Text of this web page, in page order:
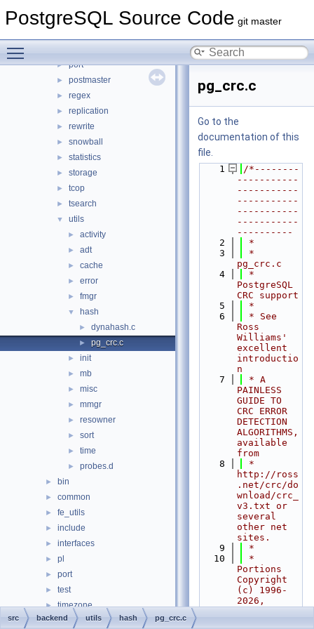
PostgreSQL Source Code git master
► optimizer
► port
► postmaster
► regex
► replication
► rewrite
► snowball
► statistics
► storage
► tcop
► tsearch
▼ utils
► activity
► adt
► cache
► error
► fmgr
▼ hash
► dynahash.c
► pg_crc.c
► init
► mb
► misc
► mmgr
► resowner
► sort
► time
► probes.d
► bin
► common
► fe_utils
► include
► interfaces
► pl
► port
► test
► timezone
► tools
pg_crc.c
Go to the
documentation of this
file.
    1
/*--------
-----------
-----------
-----------
-----------
-----------
----------
    2
*
    3
*
pg_crc.c
    4
*
PostgreSQL
CRC support
    5
*
    6
* See
Ross
Williams'
excellent
introductio
n
    7
* A
PAINLESS
GUIDE TO
CRC ERROR
DETECTION
ALGORITHMS,
available
from
    8
*
http://ross
.net/crc/do
wnload/crc_
v3.txt or
several
other net
sites.
    9
*
   10
*
Portions
Copyright
(c) 1996-
2026,
src backend utils hash pg_crc.c